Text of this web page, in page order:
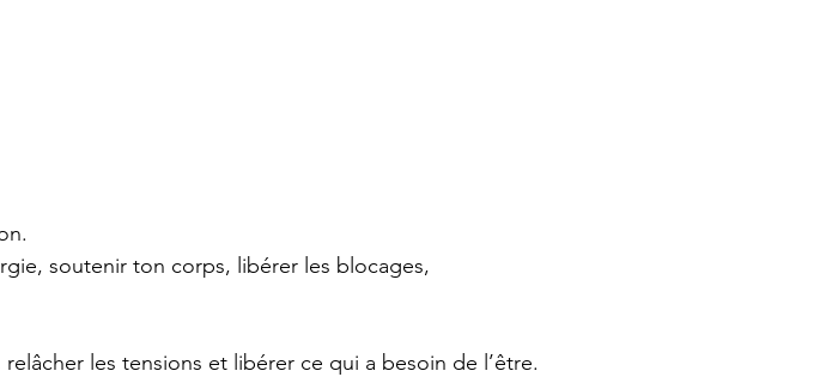
soutenir ton corps, libérer les blocages,
les tensions et libérer ce qui a besoin de l’être.